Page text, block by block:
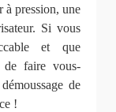
à pression, une
Si vous
et que
de faire vous-
de
!